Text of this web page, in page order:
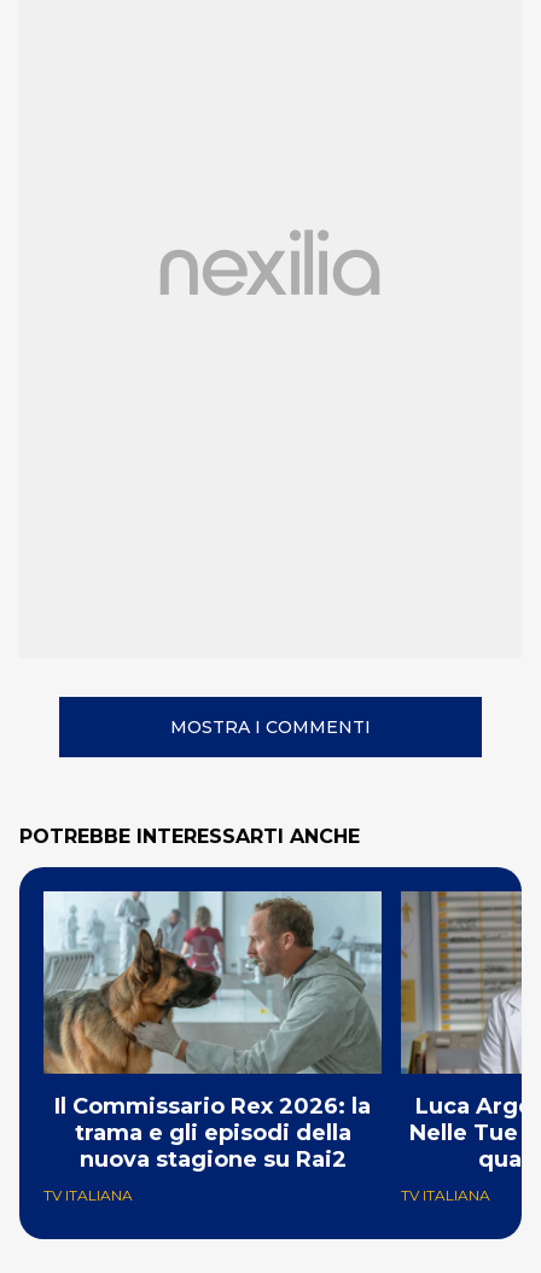
MOSTRA I COMMENTI
POTREBBE INTERESSARTI ANCHE
Il Commissario Rex 2026: la
trama e gli episodi della
nuova stagione su Rai2
TV ITALIANA
Luca
Nelle Tue
TV ITALIANA